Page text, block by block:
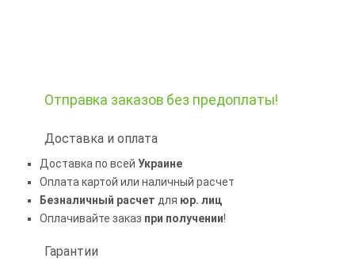
Отправка заказов без предоплаты!
Доставка и оплата
Доставка по всей Украине
Оплата картой или наличный расчет
Безналичный расчет для юр. лиц
Оплачивайте заказ при получении!
Гарантии